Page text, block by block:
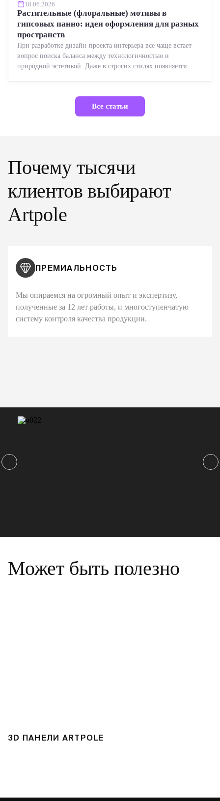
18.06.2026
Растительные (флоральные) мотивы в
гипсовых панно: идеи оформления для разных
пространств
При разработке дизайн-проекта интерьера все чаще встает
вопрос поиска баланса между технологичностью и
природной эстетикой. Даже в строгих стилях появляется ...
Все статьи
Почему тысячи
клиентов выбирают
Artpole
ПРЕМИАЛЬНОСТЬ
Мы опираемся на огромный опыт и экспертизу,
полученные за 12 лет работы, и многоступенчатую
систему контроля качества продукции.
Может быть полезно
3D ПАНЕЛИ ARTPOLE